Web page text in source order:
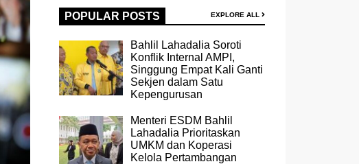
POPULAR POSTS EXPLORE ALL
Bahlil Lahadalia Soroti
Konflik Internal AMPI,
Singgung Empat Kali Ganti
Sekjen dalam Satu
Kepengurusan
Menteri ESDM Bahlil
Lahadalia Prioritaskan
UMKM dan Koperasi
Kelola Pertambangan